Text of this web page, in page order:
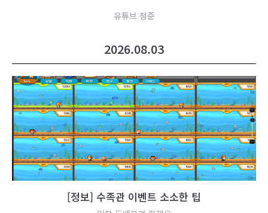
유튜브 정준
2026.08.03
[정보] 수족관 이벤트 소소한 팁